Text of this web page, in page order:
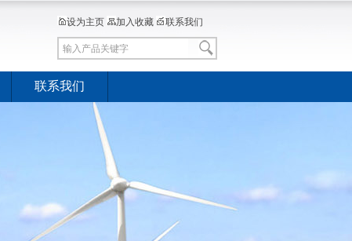
设为主页 加入收藏 联系我们
联系我们